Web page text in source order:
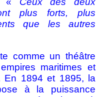
plus forts, plus
que les autres
comme un théâtre
maritimes et
En 1894 et 1895, la
à la puissance